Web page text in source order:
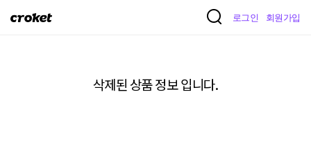
크
로그인 회원가입
삭제된 상품 정보 입니다.